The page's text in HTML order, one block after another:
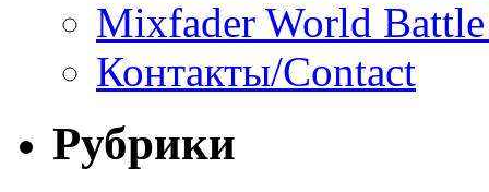
Mixfader World
Контакты/Contact
Рубрики